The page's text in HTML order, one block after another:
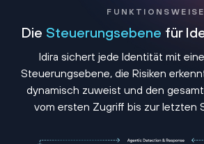
FUNKTIONSWEISE
Die Steuerungsebene für
Idira sichert jede Identität mit
Steuerungsebene, die Risiken
dynamisch zuweist und den
vom ersten Zugriff bis zur letzten